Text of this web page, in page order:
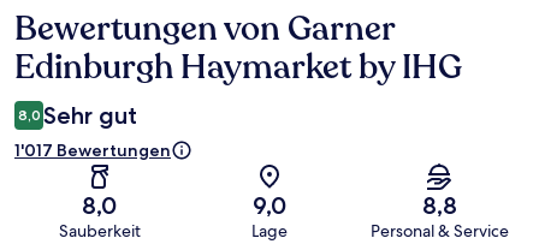
Bewertungen
Bewertungen von Garner
Edinburgh Haymarket by IHG
8,0 Sehr gut
1'017 Bewertungen
8,0
Sauberkeit
9,0
Lage
8,8
Personal & Service